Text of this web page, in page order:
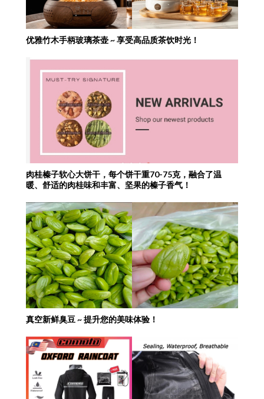
优雅竹木手柄玻璃茶壶 ~ 享受高品质茶饮时光！
肉桂榛子软心大饼干，每个饼干重70-75克，融合了温
暖、舒适的肉桂味和丰富、坚果的榛子香气！
真空新鲜臭豆 ~ 提升您的美味体验！